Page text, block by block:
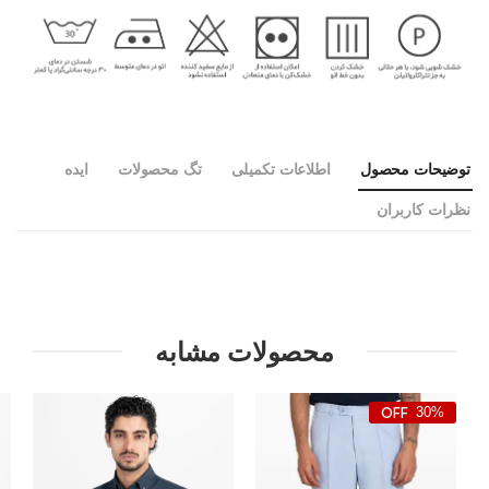
توضیحات محصول اطلاعات تکمیلی تگ محصولات ایده
نظرات کاربران
محصولات مشابه
30%